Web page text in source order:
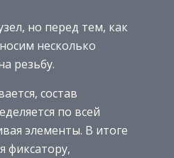
но перед тем, как
несколько
резьбу.
состав
по всей
элементы. В итоге
фиксатору,